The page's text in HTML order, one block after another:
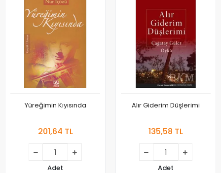
Yüreğimin Kıyısında
201,64 TL
Adet
Alır Giderim Düşlerimi
135,58 TL
Adet